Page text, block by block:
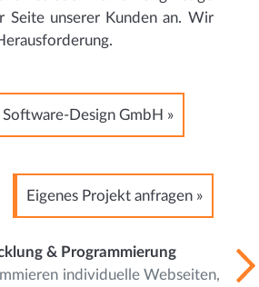
Seite unserer Kunden an. Wir
Design GmbH »
Eigenes Projekt anfragen »
& Programmierung
individuelle Webseiten,